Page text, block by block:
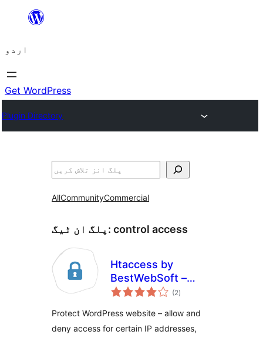
چھوڑیں
پر
جائیں
اردو
Get WordPress
Plugin Directory
تلاش
AllCommunityCommercial
پلگ ان ٹیگ: control access
Htaccess by
BestWebSoft –
WordPress Website
Plugin
(2مجموعی
درجہ
)
Protect WordPress website – allow and
deny access for certain IP addresses,